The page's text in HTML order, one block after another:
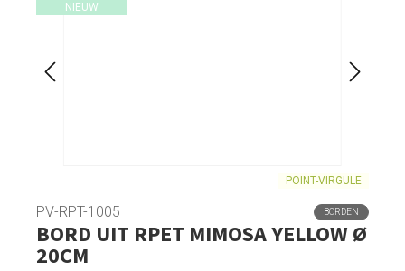
NIEUW
POINT-VIRGULE
PV-RPT-1005 BORDEN
BORD UIT RPET MIMOSA YELLOW Ø
20CM